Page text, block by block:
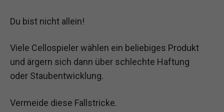
Du bist nicht allein!
Viele Cellospieler wählen ein beliebiges Produkt
und ärgern sich dann über schlechte Haftung
oder Staubentwicklung.
Vermeide diese Fallstricke.